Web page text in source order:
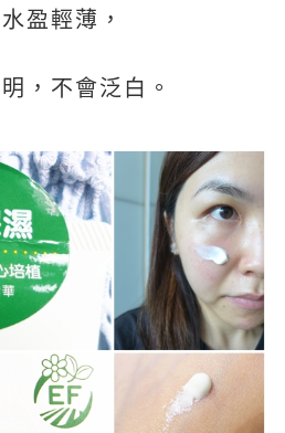
盈輕薄，
，不會泛白。